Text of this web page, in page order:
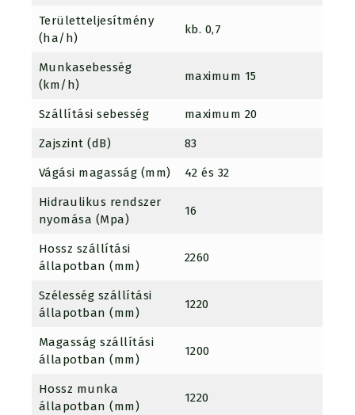
Területteljesítmény
(ha/h)
kb. 0,7
Munkasebesség
(km/h)
maximum 15
Szállítási sebesség maximum 20
Zajszint (dB) 83
Vágási magasság (mm) 42 és 32
Hidraulikus rendszer
nyomása (Mpa)
16
Hossz szállítási
állapotban (mm)
2260
Szélesség szállítási
állapotban (mm)
1220
Magasság szállítási
állapotban (mm)
1200
Hossz munka
állapotban (mm)
1220